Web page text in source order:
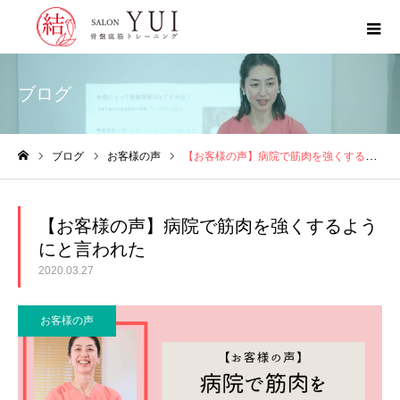
ブログ
ブログ お客様の声 【お客様の声】病院で筋肉を強くするようにと言われた
【お客様の声】病院で筋肉を強くするよう
にと言われた
2020.03.27
お客様の声